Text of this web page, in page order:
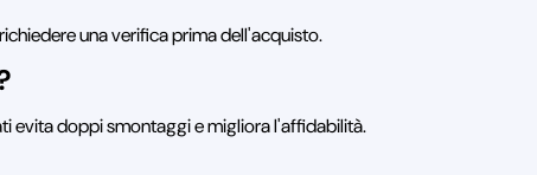
una verifica prima dell'acquisto.
evita doppi smontaggi e migliora l'affidabilità.